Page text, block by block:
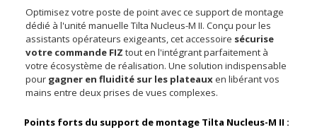
Optimisez votre poste de point avec ce support de montage
dédié à l'unité manuelle Tilta Nucleus-M II. Conçu pour les
assistants opérateurs exigeants, cet accessoire sécurise
votre commande FIZ tout en l'intégrant parfaitement à
votre écosystème de réalisation. Une solution indispensable
pour gagner en fluidité sur les plateauxen libérant vos
mains entre deux prises de vues complexes.
Points forts du support de montage Tilta Nucleus-M II :